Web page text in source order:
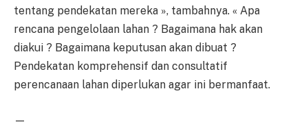
tentang pendekatan mereka », tambahnya. « Apa
rencana pengelolaan lahan ? Bagaimana hak akan
diakui ? Bagaimana keputusan akan dibuat ?
Pendekatan komprehensif dan consultatif
perencanaan lahan diperlukan agar ini bermanfaat.
—